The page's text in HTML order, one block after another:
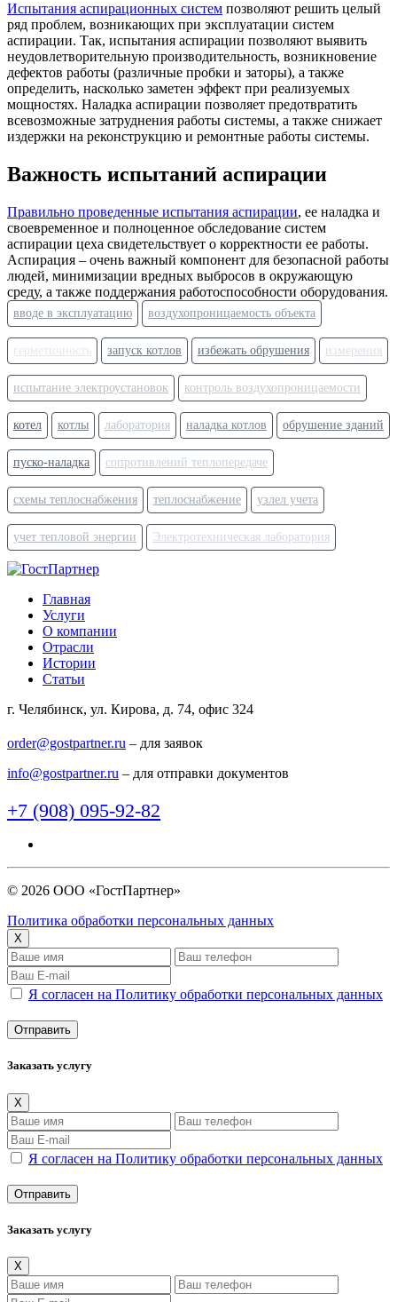
Испытания аспирационных систем позволяют решить целый
ряд проблем, возникающих при эксплуатации систем
аспирации. Так, испытания аспирации позволяют выявить
неудовлетворительную производительность, возникновение
дефектов работы (различные пробки и заторы), а также
определить, насколько заметен эффект при реализуемых
мощностях. Наладка аспирации позволяет предотвратить
всевозможные затруднения работы системы, а также снижает
издержки на реконструкцию и ремонтные работы системы.
Важность испытаний аспирации
Правильно проведенные испытания аспирации, ее наладка и
своевременное и полноценное обследование систем
аспирации цеха свидетельствует о корректности ее работы.
Аспирация – очень важный компонент для безопасной работы
людей, минимизации вредных выбросов в окружающую
среду, а также поддержания работоспособности оборудования.
вводе в эксплуатацию воздухопроницаемость объекта
герметичность запуск котлов избежать обрушения измерения
испытание электроустановок контроль воздухопроницаемости
котел котлы лаборатория наладка котлов обрушение зданий
пуско-наладка сопротивлений теплопередаче
схемы теплоснабжения теплоснабжение узлел учета
учет тепловой энергии Электротехническая лаборатория
Главная
Услуги
О компании
Отрасли
Истории
Статьи
г. Челябинск, ул. Кирова, д. 74, офис 324
order@gostpartner.ru – для заявок
info@gostpartner.ru – для отправки документов
+7 (908) 095-92-82
© 2026 ООО «ГостПартнер»
Политика обработки персональных данных
X
Я согласен на Политику обработки персональных данных
Заказать услугу
X
Я согласен на Политику обработки персональных данных
Заказать услугу
X